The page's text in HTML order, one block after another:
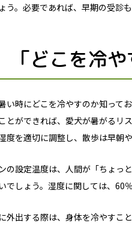
う。必要であれば、早期の受診
「どこを冷
い時にどこを冷やすのか知って
とができれば、愛犬が暑がるリ
度を適切に調整し、散歩は早朝
の設定温度は、人間が「ちょっ
でしょう。湿度に関しては、60
外出する際は、身体を冷やすこ